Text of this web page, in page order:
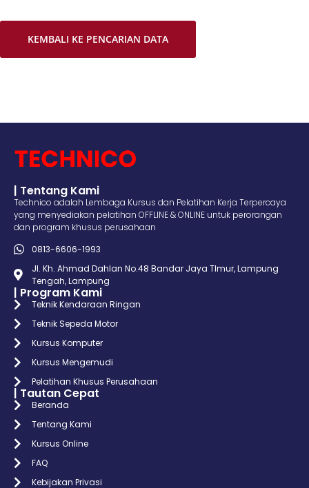
KEMBALI KE PENCARIAN DATA
| Tentang Kami
Technico adalah Lembaga Kursus dan Pelatihan Kerja Terpercaya
yang menyediakan pelatihan OFFLINE & ONLINE untuk perorangan
dan program khusus perusahaan
0813-6606-1993
Jl. Kh. Ahmad Dahlan No.48 Bandar Jaya TImur, Lampung
Tengah, Lampung
| Program Kami
Teknik Kendaraan Ringan
Teknik Sepeda Motor
Kursus Komputer
Kursus Mengemudi
Pelatihan Khusus Perusahaan
| Tautan Cepat
Beranda
Tentang Kami
Kursus Online
FAQ
Kebijakan Privasi